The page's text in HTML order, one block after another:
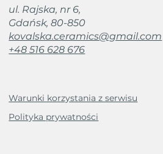
ul. Rajska, nr 6,
Gdańsk, 80-850
kovalska.ceramics@gmail.com
+48 516 628 676
Warunki korzystania z serwisu
Polityka prywatności